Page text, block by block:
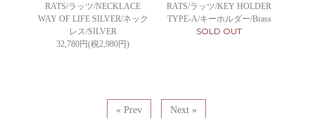
RATS/ラッツ/NECKLACE
WAY OF LIFE SILVER/ネック
レス/SILVER
32,780円(税2,980円)
RATS/ラッツ/KEY HOLDER
TYPE-A/キーホルダー/Brass
SOLD OUT
« Prev Next »